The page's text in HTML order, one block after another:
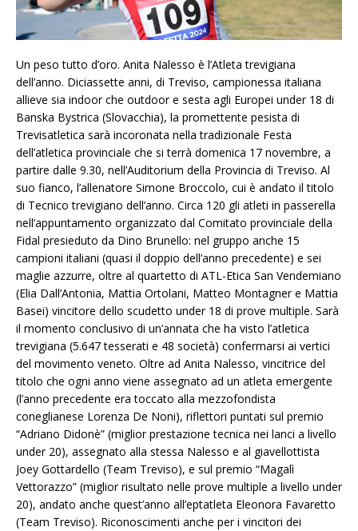
Un peso tutto d’oro. Anita Nalesso è l’Atleta trevigiana
dell’anno. Diciassette anni, di Treviso, campionessa italiana
allieve sia indoor che outdoor e sesta agli Europei under 18 di
Banska Bystrica (Slovacchia), la promettente pesista di
Trevisatletica sarà incoronata nella tradizionale Festa
dell’atletica provinciale che si terrà domenica 17 novembre, a
partire dalle 9.30, nell’Auditorium della Provincia di Treviso. Al
suo fianco, l’allenatore Simone Broccolo, cui è andato il titolo
di Tecnico trevigiano dell’anno. Circa 120 gli atleti in passerella
nell’appuntamento organizzato dal Comitato provinciale della
Fidal presieduto da Dino Brunello: nel gruppo anche 15
campioni italiani (quasi il doppio dell’anno precedente) e sei
maglie azzurre, oltre al quartetto di ATL-Etica San Vendemiano
(Elia Dall’Antonia, Mattia Ortolani, Matteo Montagner e Mattia
Basei) vincitore dello scudetto under 18 di prove multiple. Sarà
il momento conclusivo di un’annata che ha visto l’atletica
trevigiana (5.647 tesserati e 48 società) confermarsi ai vertici
del movimento veneto. Oltre ad Anita Nalesso, vincitrice del
titolo che ogni anno viene assegnato ad un atleta emergente
(l’anno precedente era toccato alla mezzofondista
coneglianese Lorenza De Noni), riflettori puntati sul premio
“Adriano Didonè” (miglior prestazione tecnica nei lanci a livello
under 20), assegnato alla stessa Nalesso e al giavellottista
Joey Gottardello (Team Treviso), e sul premio “Magalì
Vettorazzo” (miglior risultato nelle prove multiple a livello under
20), andato anche quest’anno all’eptatleta Eleonora Favaretto
(Team Treviso). Riconoscimenti anche per i vincitori dei